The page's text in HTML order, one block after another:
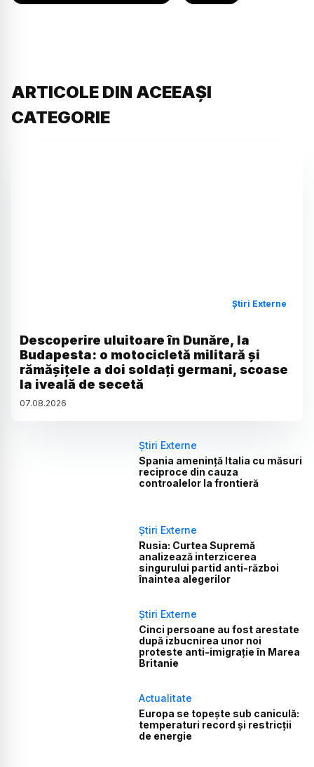
ARTICOLE DIN ACEEAȘI
CATEGORIE
Știri Externe
Descoperire uluitoare în Dunăre, la
Budapesta: o motocicletă militară și
rămășițele a doi soldați germani, scoase
la iveală de secetă
07.08.2026
Știri Externe
Spania amenință Italia cu măsuri
reciproce din cauza
controalelor la frontieră
Știri Externe
Rusia: Curtea Supremă
analizează interzicerea
singurului partid anti-război
înaintea alegerilor
Știri Externe
Cinci persoane au fost arestate
după izbucnirea unor noi
proteste anti-imigrație în Marea
Britanie
Actualitate
Europa se topește sub caniculă:
temperaturi record și restricții
de energie